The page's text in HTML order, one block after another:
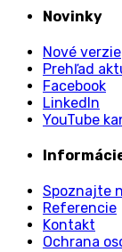
Novinky
Nové verzie
Prehľad
Facebook
LinkedIn
YouTube
Spoznajte
Referencie
Kontakt
Ochrana